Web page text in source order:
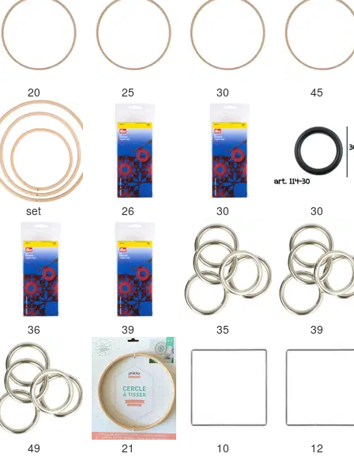
20 25 30 45
set 26 30 30
36 39 35 39
49 21 10 12